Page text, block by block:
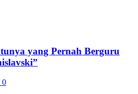
yang Pernah Berguru
0